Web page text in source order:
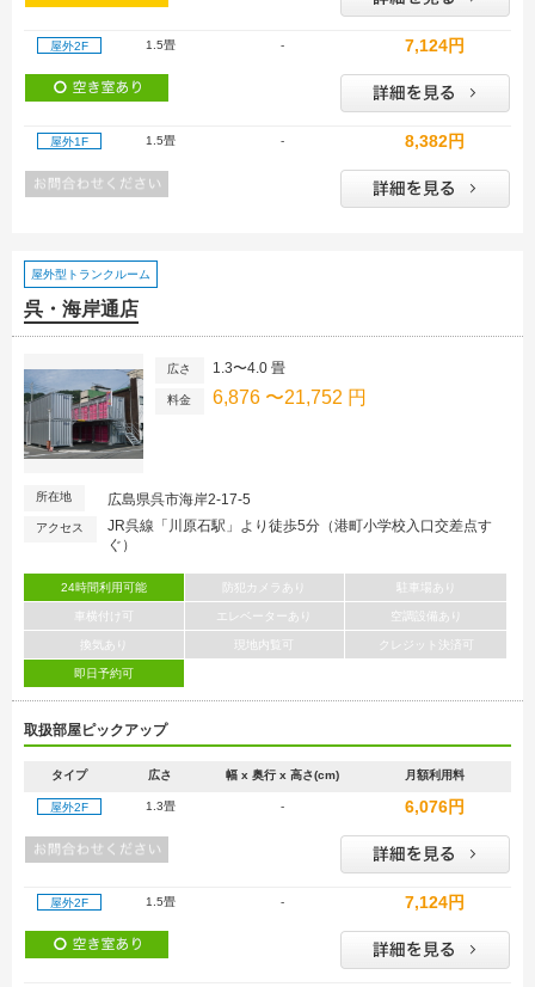
屋外2F 1.5畳 - 7,124円
屋外1F 1.5畳 - 8,382円
屋外型トランクルーム
呉・海岸通店
広さ 1.3〜4.0 畳
料金 6,876 〜21,752 円
所在地 広島県呉市海岸2-17-5
アクセス
JR呉線「川原石駅」より徒歩5分（港町小学校入口交差点す
ぐ）
24時間利用可能 防犯カメラあり 駐車場あり
車横付け可 エレベーターあり 空調設備あり
換気あり 現地内覧可 クレジット決済可
即日予約可
取扱部屋ピックアップ
タイプ 広さ 幅 x 奥行 x 高さ(cm) 月額利用料
屋外2F 1.3畳 - 6,076円
屋外2F 1.5畳 - 7,124円